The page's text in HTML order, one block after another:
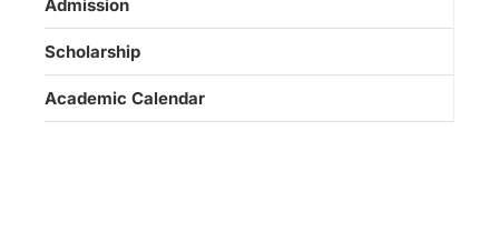
Admission
Scholarship
Academic Calendar